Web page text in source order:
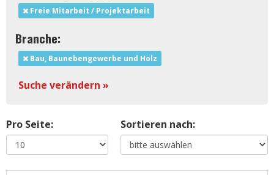
Freie Mitarbeit / Projektarbeit
Branche:
Bau, Baunebengewerbe und Holz
Suche verändern »
Pro Seite: Sortieren nach: